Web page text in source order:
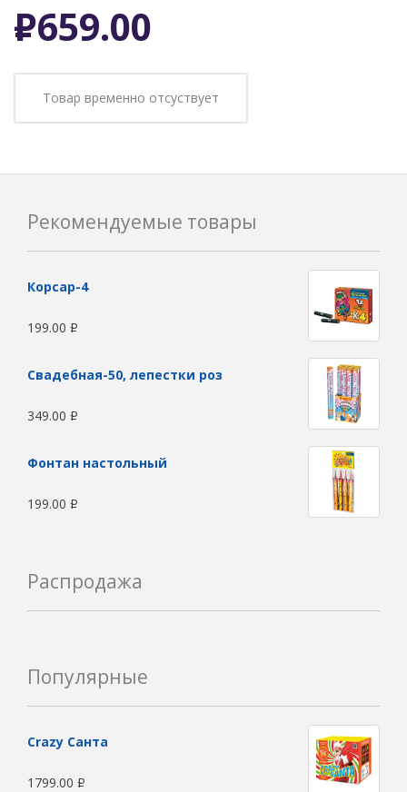
Р659.00
Товар временно отсуствует
Рекомендуемые товары
Корсар-4
199.00 Р
Свадебная-50, лепестки роз
349.00 Р
Фонтан настольный
199.00 Р
Распродажа
Популярные
Сrazy Санта
1799.00 Р